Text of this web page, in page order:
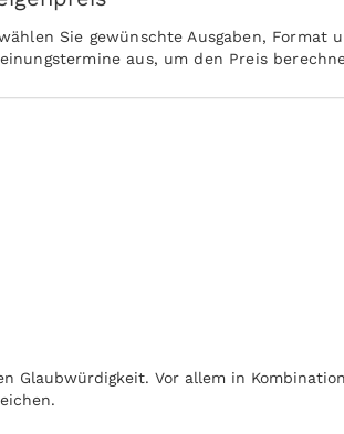
Sie gewünschte Ausgaben, Format
aus, um den Preis
Glaubwürdigkeit. Vor allem in